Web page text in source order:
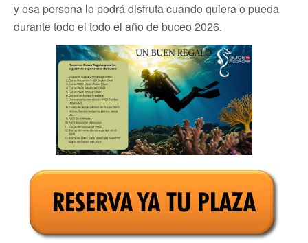
y esa persona lo podrá disfruta cuando quiera o pueda
durante todo el todo el año de buceo 2026.